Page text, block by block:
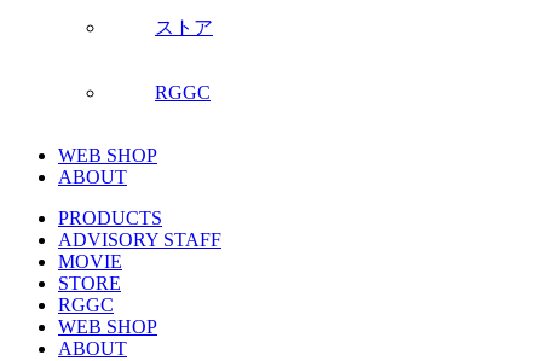
ストア
RGGC
WEB SHOP
ABOUT
PRODUCTS
ADVISORY STAFF
MOVIE
STORE
RGGC
WEB SHOP
ABOUT